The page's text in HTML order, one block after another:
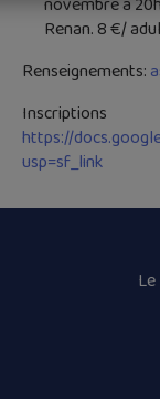
Renan. 8 €/
Renseignements:
https://
usp=sf_link